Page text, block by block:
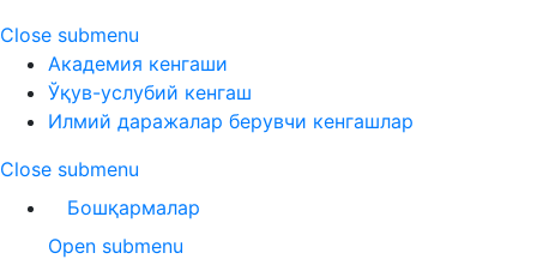
Close submenu
Академия кенгаши
Ўқув-услубий кенгаш
Илмий даражалар берувчи кенгашлар
Close submenu
Бошқармалар
Open submenu